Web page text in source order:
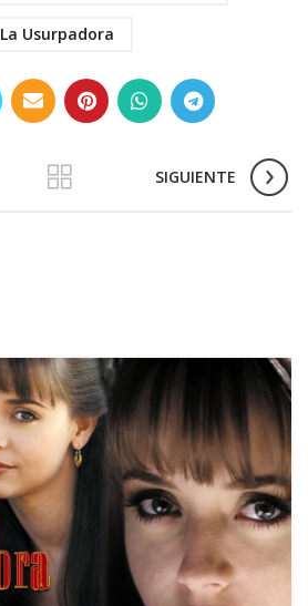
La Usurpadora
SIGUIENTE